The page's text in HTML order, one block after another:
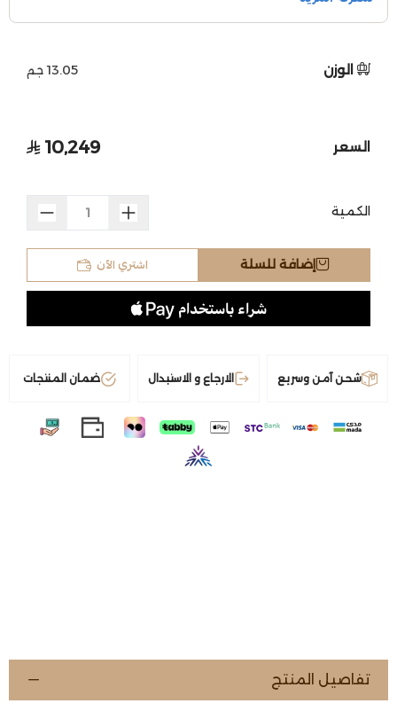
الوزن 13.05 جم
السعر 10,249
الكمية
إضافة للسلة اشتري الآن
شحن آمن وسريع الارجاع و الاستبدال ضمان المنتجات
تفاصيل المنتج